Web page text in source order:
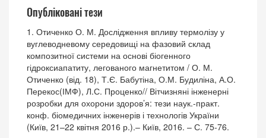
Опубліковані тези
1. Отиченко О. М. Дослідження впливу термолізу у
вуглеводневому середовищі на фазовий склад
композитної системи на основі біогенного
гідроксиапатиту, легованого магнетитом / О. М.
Отиченко (від. 18), Т.Є. Бабутіна, О.М. Будиліна, А.О.
Перекос(ІМФ), Л.С. Проценко// Вітчизняні інженерні
розробки для охорони здоров’я: тези наук.-практ.
конф. біомедичних інженерів і технологів України
(Київ, 21–22 квітня 2016 р.).– Київ, 2016. – С. 75-76.